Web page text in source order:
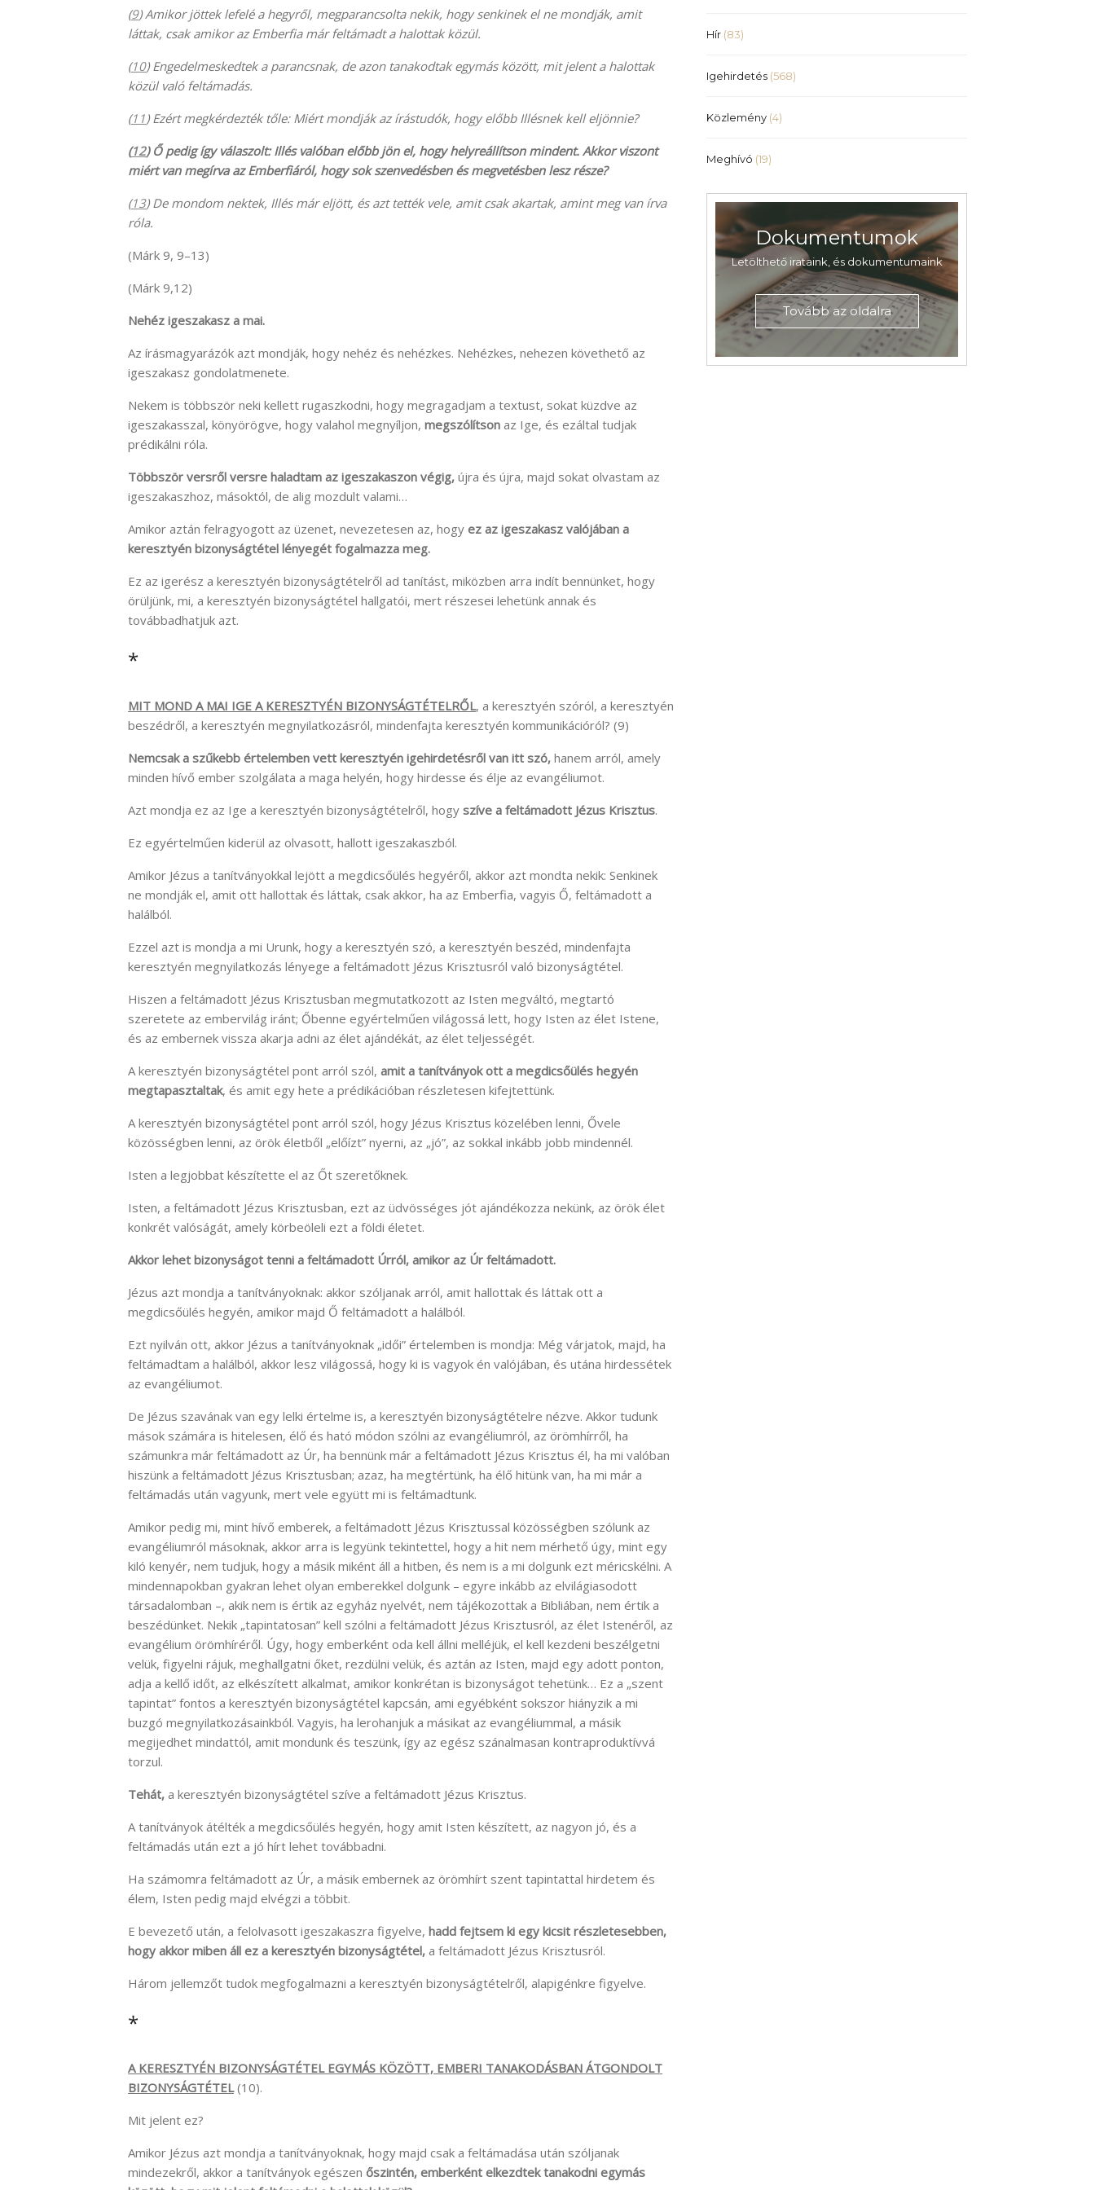
növeléséhez,
a
kell
használni.
(9) Amikor jöttek lefelé a hegyről, megparancsolta nekik, hogy senkinek el ne mondják, amit
láttak, csak amikor az Emberfia már feltámadt a halottak közül.
(10) Engedelmeskedtek a parancsnak, de azon tanakodtak egymás között, mit jelent a halottak
közül való feltámadás.
(11) Ezért megkérdezték tőle: Miért mondják az írástudók, hogy előbb Illésnek kell eljönnie?
(12) Ő pedig így válaszolt: Illés valóban előbb jön el, hogy helyreállítson mindent. Akkor viszont
miért van megírva az Emberfiáról, hogy sok szenvedésben és megvetésben lesz része?
(13) De mondom nektek, Illés már eljött, és azt tették vele, amit csak akartak, amint meg van írva
róla.
(Márk 9, 9–13)
(Márk 9,12)
Nehéz igeszakasz a mai.
Az írásmagyarázók azt mondják, hogy nehéz és nehézkes. Nehézkes, nehezen követhető az
igeszakasz gondolatmenete.
Nekem is többször neki kellett rugaszkodni, hogy megragadjam a textust, sokat küzdve az
igeszakasszal, könyörögve, hogy valahol megnyíljon, megszólítson az Ige, és ezáltal tudjak
prédikálni róla.
Többször versről versre haladtam az igeszakaszon végig, újra és újra, majd sokat olvastam az
igeszakaszhoz, másoktól, de alig mozdult valami…
Amikor aztán felragyogott az üzenet, nevezetesen az, hogy ez az igeszakasz valójában a
keresztyén bizonyságtétel lényegét fogalmazza meg.
Ez az igerész a keresztyén bizonyságtételről ad tanítást, miközben arra indít bennünket, hogy
örüljünk, mi, a keresztyén bizonyságtétel hallgatói, mert részesei lehetünk annak és
továbbadhatjuk azt.
*
MIT MOND A MAI IGE A KERESZTYÉN BIZONYSÁGTÉTELRŐL, a keresztyén szóról, a keresztyén
beszédről, a keresztyén megnyilatkozásról, mindenfajta keresztyén kommunikációról? (9)
Nemcsak a szűkebb értelemben vett keresztyén igehirdetésről van itt szó, hanem arról, amely
minden hívő ember szolgálata a maga helyén, hogy hirdesse és élje az evangéliumot.
Azt mondja ez az Ige a keresztyén bizonyságtételről, hogy szíve a feltámadott Jézus Krisztus.
Ez egyértelműen kiderül az olvasott, hallott igeszakaszból.
Amikor Jézus a tanítványokkal lejött a megdicsőülés hegyéről, akkor azt mondta nekik: Senkinek
ne mondják el, amit ott hallottak és láttak, csak akkor, ha az Emberfia, vagyis Ő, feltámadott a
halálból.
Ezzel azt is mondja a mi Urunk, hogy a keresztyén szó, a keresztyén beszéd, mindenfajta
keresztyén megnyilatkozás lényege a feltámadott Jézus Krisztusról való bizonyságtétel.
Hiszen a feltámadott Jézus Krisztusban megmutatkozott az Isten megváltó, megtartó
szeretete az embervilág iránt; Őbenne egyértelműen világossá lett, hogy Isten az élet Istene,
és az embernek vissza akarja adni az élet ajándékát, az élet teljességét.
A keresztyén bizonyságtétel pont arról szól, amit a tanítványok ott a megdicsőülés hegyén
megtapasztaltak, és amit egy hete a prédikációban részletesen kifejtettünk.
A keresztyén bizonyságtétel pont arról szól, hogy Jézus Krisztus közelében lenni, Ővele
közösségben lenni, az örök életből „előízt” nyerni, az „jó”, az sokkal inkább jobb mindennél.
Isten a legjobbat készítette el az Őt szeretőknek.
Isten, a feltámadott Jézus Krisztusban, ezt az üdvösséges jót ajándékozza nekünk, az örök élet
konkrét valóságát, amely körbeöleli ezt a földi életet.
Akkor lehet bizonyságot tenni a feltámadott Úrról, amikor az Úr feltámadott.
Jézus azt mondja a tanítványoknak: akkor szóljanak arról, amit hallottak és láttak ott a
megdicsőülés hegyén, amikor majd Ő feltámadott a halálból.
Ezt nyilván ott, akkor Jézus a tanítványoknak „idői” értelemben is mondja: Még várjatok, majd, ha
feltámadtam a halálból, akkor lesz világossá, hogy ki is vagyok én valójában, és utána hirdessétek
az evangéliumot.
De Jézus szavának van egy lelki értelme is, a keresztyén bizonyságtételre nézve. Akkor tudunk
mások számára is hitelesen, élő és ható módon szólni az evangéliumról, az örömhírről, ha
számunkra már feltámadott az Úr, ha bennünk már a feltámadott Jézus Krisztus él, ha mi valóban
hiszünk a feltámadott Jézus Krisztusban; azaz, ha megtértünk, ha élő hitünk van, ha mi már a
feltámadás után vagyunk, mert vele együtt mi is feltámadtunk.
Amikor pedig mi, mint hívő emberek, a feltámadott Jézus Krisztussal közösségben szólunk az
evangéliumról másoknak, akkor arra is legyünk tekintettel, hogy a hit nem mérhető úgy, mint egy
kiló kenyér, nem tudjuk, hogy a másik miként áll a hitben, és nem is a mi dolgunk ezt méricskélni. A
mindennapokban gyakran lehet olyan emberekkel dolgunk – egyre inkább az elvilágiasodott
társadalomban –, akik nem is értik az egyház nyelvét, nem tájékozottak a Bibliában, nem értik a
beszédünket. Nekik „tapintatosan” kell szólni a feltámadott Jézus Krisztusról, az élet Istenéről, az
evangélium örömhíréről. Úgy, hogy emberként oda kell állni melléjük, el kell kezdeni beszélgetni
velük, figyelni rájuk, meghallgatni őket, rezdülni velük, és aztán az Isten, majd egy adott ponton,
adja a kellő időt, az elkészített alkalmat, amikor konkrétan is bizonyságot tehetünk… Ez a „szent
tapintat” fontos a keresztyén bizonyságtétel kapcsán, ami egyébként sokszor hiányzik a mi
buzgó megnyilatkozásainkból. Vagyis, ha lerohanjuk a másikat az evangéliummal, a másik
megijedhet mindattól, amit mondunk és teszünk, így az egész szánalmasan kontraproduktívvá
torzul.
Tehát, a keresztyén bizonyságtétel szíve a feltámadott Jézus Krisztus.
A tanítványok átélték a megdicsőülés hegyén, hogy amit Isten készített, az nagyon jó, és a
feltámadás után ezt a jó hírt lehet továbbadni.
Ha számomra feltámadott az Úr, a másik embernek az örömhírt szent tapintattal hirdetem és
élem, Isten pedig majd elvégzi a többit.
E bevezető után, a felolvasott igeszakaszra figyelve, hadd fejtsem ki egy kicsit részletesebben,
hogy akkor miben áll ez a keresztyén bizonyságtétel, a feltámadott Jézus Krisztusról.
Három jellemzőt tudok megfogalmazni a keresztyén bizonyságtételről, alapigénkre figyelve.
*
A KERESZTYÉN BIZONYSÁGTÉTEL EGYMÁS KÖZÖTT, EMBERI TANAKODÁSBAN ÁTGONDOLT
BIZONYSÁGTÉTEL(10).
Mit jelent ez?
Amikor Jézus azt mondja a tanítványoknak, hogy majd csak a feltámadása után szóljanak
mindezekről, akkor a tanítványok egészen őszintén, emberként elkezdtek tanakodni egymás
Hír (83)
Igehirdetés (568)
Közlemény (4)
Meghívó (19)
Dokumentumok
Letölthető irataink, és dokumentumaink
Tovább az oldalra